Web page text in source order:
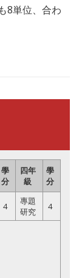
8単位、合わ
學
分
四年
級
學
分
4
專題
研究
4